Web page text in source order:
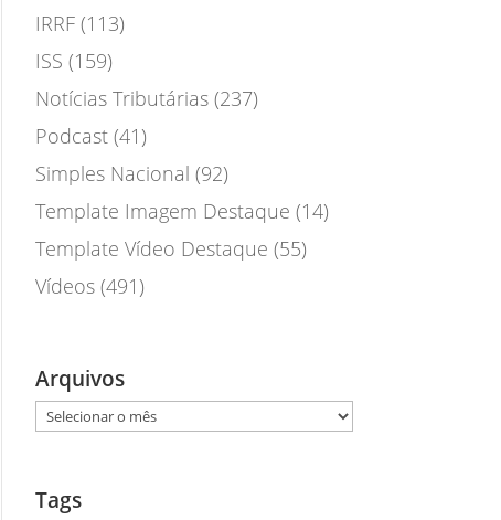
IRRF(113)
ISS (159)
Notícias Tributárias(237)
Podcast(41)
Simples Nacional (92)
Template Imagem Destaque (14)
Template Vídeo Destaque (55)
Vídeos(491)
Arquivos
Arquivos
Tags